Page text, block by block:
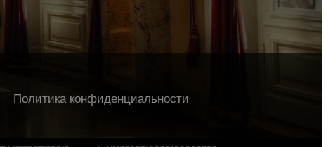
Политика конфиденциальности